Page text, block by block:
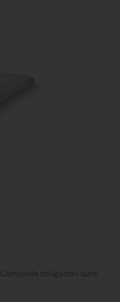
Câmpurile obligatorii sunt